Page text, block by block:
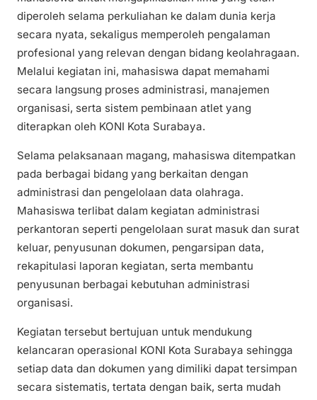
diperoleh selama perkuliahan ke dalam dunia kerja
secara nyata, sekaligus memperoleh pengalaman
profesional yang relevan dengan bidang keolahragaan.
Melalui kegiatan ini, mahasiswa dapat memahami
secara langsung proses administrasi, manajemen
organisasi, serta sistem pembinaan atlet yang
diterapkan oleh KONI Kota Surabaya.
Selama pelaksanaan magang, mahasiswa ditempatkan
pada berbagai bidang yang berkaitan dengan
administrasi dan pengelolaan data olahraga.
Mahasiswa terlibat dalam kegiatan administrasi
perkantoran seperti pengelolaan surat masuk dan surat
keluar, penyusunan dokumen, pengarsipan data,
rekapitulasi laporan kegiatan, serta membantu
penyusunan berbagai kebutuhan administrasi
organisasi.
Kegiatan tersebut bertujuan untuk mendukung
kelancaran operasional KONI Kota Surabaya sehingga
setiap data dan dokumen yang dimiliki dapat tersimpan
secara sistematis, tertata dengan baik, serta mudah